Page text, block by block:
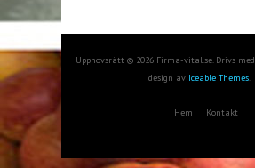
Upphovsrätt © 2026 Firma-vital.se. Drivs med
design av Iceable Themes.
Hem Kontakt